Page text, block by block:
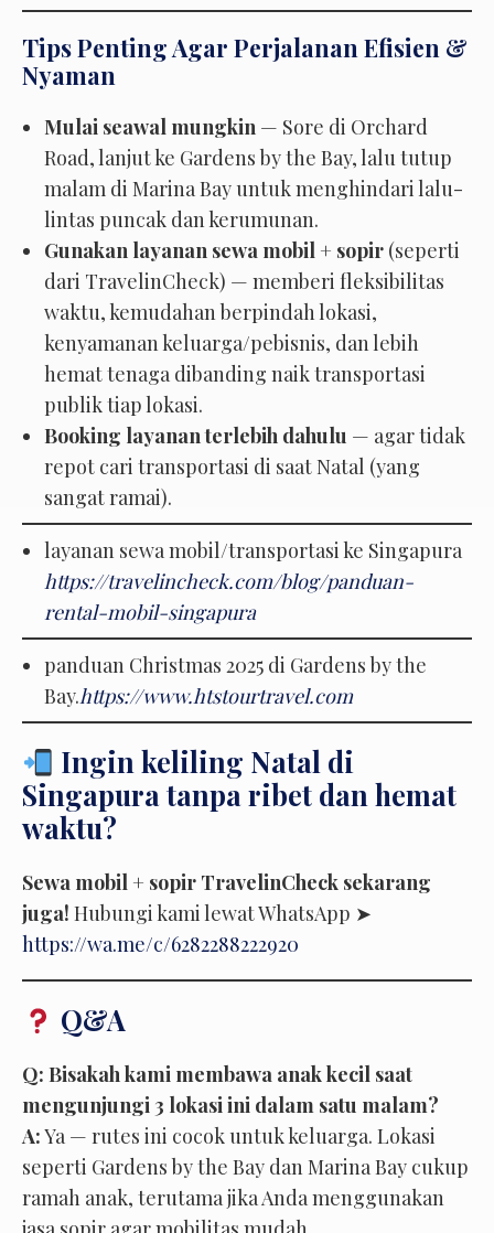
Tips Penting Agar Perjalanan Efisien &
Nyaman
Mulai seawal mungkin — Sore di Orchard
Road, lanjut ke Gardens by the Bay, lalu tutup
malam di Marina Bay untuk menghindari lalu-
lintas puncak dan kerumunan.
Gunakan layanan sewa mobil + sopir (seperti
dari TravelinCheck) — memberi fleksibilitas
waktu, kemudahan berpindah lokasi,
kenyamanan keluarga/pebisnis, dan lebih
hemat tenaga dibanding naik transportasi
publik tiap lokasi.
Booking layanan terlebih dahulu — agar tidak
repot cari transportasi di saat Natal (yang
sangat ramai).
layanan sewa mobil/transportasi ke Singapura
https://travelincheck.com/blog/panduan-
rental-mobil-singapura
panduan Christmas 2025 di Gardens by the
Bay.https://www.htstourtravel.com
Ingin keliling Natal di
Singapura tanpa ribet dan hemat
waktu?
Sewa mobil + sopir TravelinCheck sekarang
juga! Hubungi kami lewat WhatsApp ➤
https://wa.me/c/6282288222920
Q&A
Q: Bisakah kami membawa anak kecil saat
mengunjungi 3 lokasi ini dalam satu malam?
A:Ya — rutes ini cocok untuk keluarga. Lokasi
seperti Gardens by the Bay dan Marina Bay cukup
ramah anak, terutama jika Anda menggunakan